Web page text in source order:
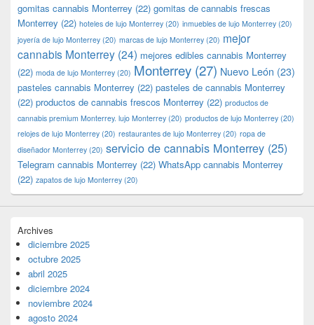
gomitas cannabis Monterrey (22) gomitas de cannabis frescas
Monterrey (22) hoteles de lujo Monterrey (20) inmuebles de lujo Monterrey (20)
joyería de lujo Monterrey (20) marcas de lujo Monterrey (20) mejor
cannabis Monterrey (24) mejores edibles cannabis Monterrey
(22) moda de lujo Monterrey (20) Monterrey (27) Nuevo León (23)
pasteles cannabis Monterrey (22) pasteles de cannabis Monterrey
(22) productos de cannabis frescos Monterrey (22) productos de
cannabis premium Monterrey. lujo Monterrey (20) productos de lujo Monterrey (20)
relojes de lujo Monterrey (20) restaurantes de lujo Monterrey (20) ropa de
diseñador Monterrey (20) servicio de cannabis Monterrey (25)
Telegram cannabis Monterrey (22) WhatsApp cannabis Monterrey
(22) zapatos de lujo Monterrey (20)
Archives
diciembre 2025
octubre 2025
abril 2025
diciembre 2024
noviembre 2024
agosto 2024